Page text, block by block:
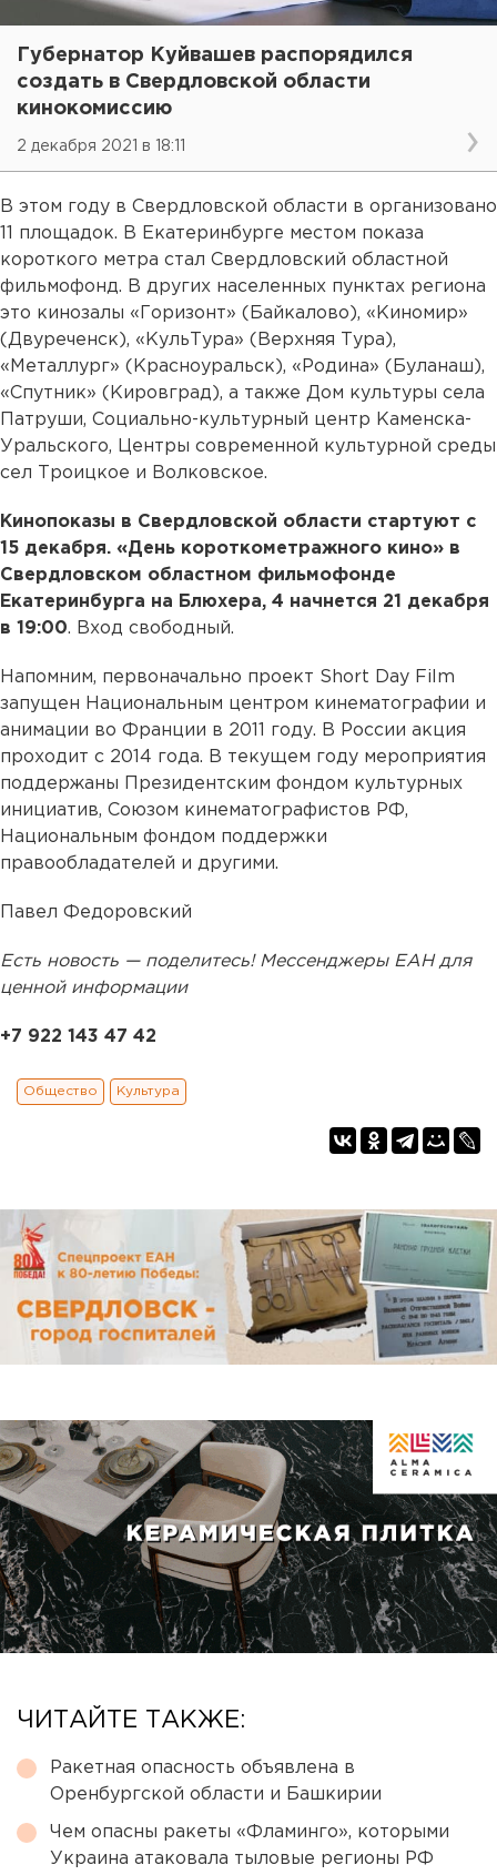
Губернатор Куйвашев распорядился
создать в Свердловской области
кинокомиссию
2 декабря 2021 в 18:11
В этом году в Свердловской области в организовано
11 площадок. В Екатеринбурге местом показа
короткого метра стал Свердловский областной
фильмофонд. В других населенных пунктах региона
это кинозалы «Горизонт» (Байкалово), «Киномир»
(Двуреченск), «КульТура» (Верхняя Тура),
«Металлург» (Красноуральск), «Родина» (Буланаш),
«Спутник» (Кировград), а также Дом культуры села
Патруши, Социально-культурный центр Каменска-
Уральского, Центры современной культурной среды
сел Троицкое и Волковское.
Кинопоказы в Свердловской области стартуют с
15 декабря. «День короткометражного кино» в
Свердловском областном фильмофонде
Екатеринбурга на Блюхера, 4 начнется 21 декабря
в 19:00. Вход свободный.
Напомним, первоначально проект Short Day Film
запущен Национальным центром кинематографии и
анимации во Франции в 2011 году. В России акция
проходит с 2014 года. В текущем году мероприятия
поддержаны Президентским фондом культурных
инициатив, Союзом кинематографистов РФ,
Национальным фондом поддержки
правообладателей и другими.
Павел Федоровский
Есть новость — поделитесь! Мессенджеры ЕАН для
ценной информации
+7 922 143 47 42
Общество Культура
ЧИТАЙТЕ ТАКЖЕ:
Ракетная опасность объявлена в
Оренбургской области и Башкирии
Чем опасны ракеты «Фламинго», которыми
Украина атаковала тыловые регионы РФ